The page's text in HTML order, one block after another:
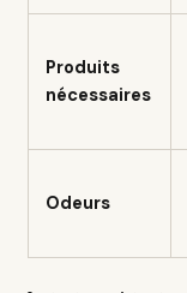
Produits
nécessaires
Odeurs